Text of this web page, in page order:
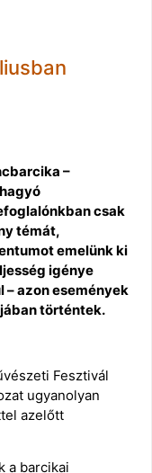
–
csak
témát,
emelünk ki
igénye
– azon események
történtek.
Fesztivál
ugyanolyan
azelőtt
a barcikai